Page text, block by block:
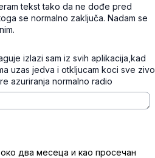
tekst tako da ne dođe pred
se normalno zaključa. Nadam se
izlazi sam iz svih aplikacija,kad
uzas jedva i otkljucam koci sve zivo
azuriranja normalno radio
два месеца и као просечан